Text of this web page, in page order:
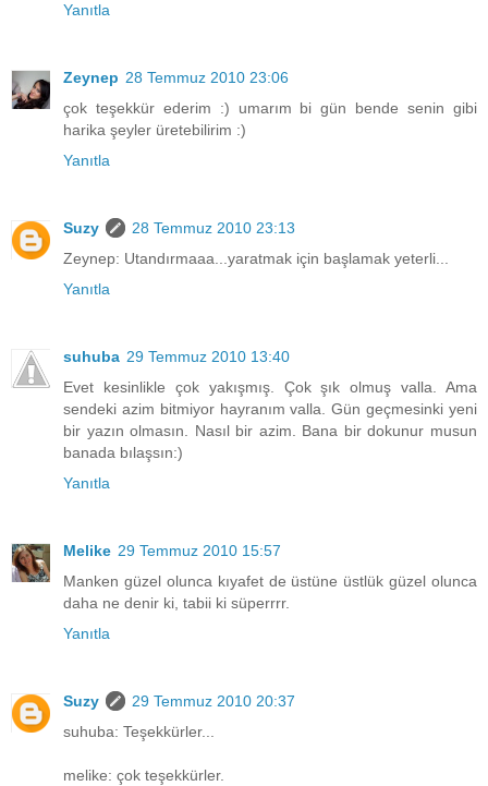
Yanıtla
Zeynep 28 Temmuz 2010 23:06
çok teşekkür ederim :) umarım bi gün bende senin gibi
harika şeyler üretebilirim :)
Yanıtla
Suzy
28 Temmuz 2010 23:13
Zeynep: Utandırmaaa...yaratmak için başlamak yeterli...
Yanıtla
suhuba 29 Temmuz 2010 13:40
Evet kesinlikle çok yakışmış. Çok şık olmuş valla. Ama
sendeki azim bitmiyor hayranım valla. Gün geçmesinki yeni
bir yazın olmasın. Nasıl bir azim. Bana bir dokunur musun
banada bılaşsın:)
Yanıtla
Melike 29 Temmuz 2010 15:57
Manken güzel olunca kıyafet de üstüne üstlük güzel olunca
daha ne denir ki, tabii ki süperrrr.
Yanıtla
Suzy
29 Temmuz 2010 20:37
suhuba: Teşekkürler...
melike: çok teşekkürler.